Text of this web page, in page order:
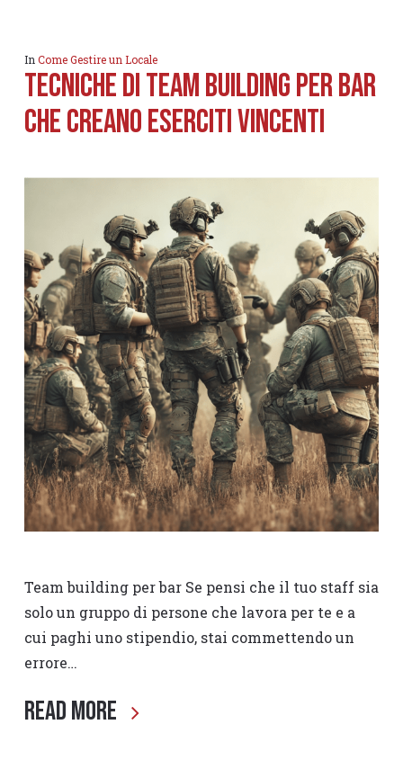
In Come Gestire un Locale
TECNICHE DI TEAM BUILDING PER BAR
CHE CREANO ESERCITI VINCENTI
Team building per bar Se pensi che il tuo staff sia
solo un gruppo di persone che lavora per te e a
cui paghi uno stipendio, stai commettendo un
errore…
Read More